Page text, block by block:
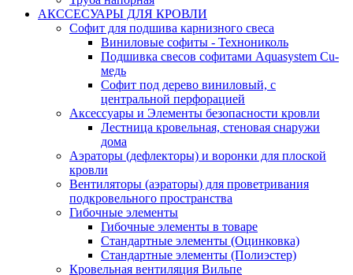
АКССЕСУАРЫ ДЛЯ КРОВЛИ
Софит для подшива карнизного свеса
Виниловые софиты - Технониколь
Подшивка свесов софитами Aquasystem Cu-
медь
Софит под дерево виниловый, с
центральной перфорацией
Аксессуары и Элементы безопасности кровли
Лестница кровельная, стеновая снаружи
дома
Аэраторы (дефлекторы) и воронки для плоской
кровли
Вентиляторы (аэраторы) для проветривания
подкровельного пространства
Гибочные элементы
Гибочные элементы в товаре
Стандартные элементы (Оцинковка)
Стандартные элементы (Полиэстер)
Кровельная вентиляция Вильпе